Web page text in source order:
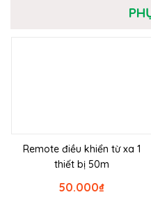
Remote điều khiển từ xa 1
thiết bị 50m
₫
50.000